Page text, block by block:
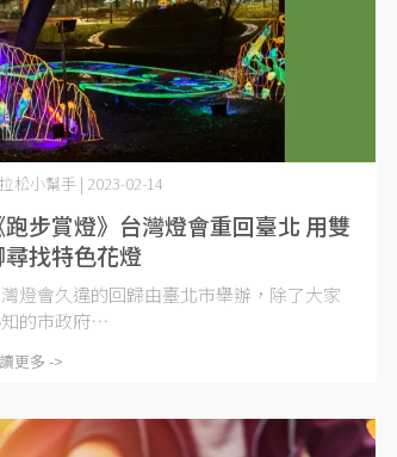
跑步賞燈》台灣燈會重回臺北 用雙
尋找特色花燈
松小幫手 | 2023-02-14
燈會久違的回歸由臺北市舉辦，除了大家
的市政府⋯
更多 ->